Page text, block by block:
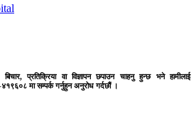
प्रतिक्रिया वा विज्ञापन छपाउन चाहनु हुन्छ भने हामीलाई
मा सम्पर्क गर्नुहुन अनुरोध गर्दछौं ।